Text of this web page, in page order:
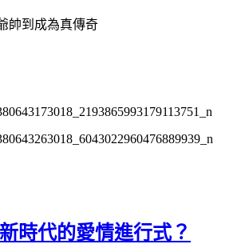
帥到成為真傳奇
時代的愛情進行式？